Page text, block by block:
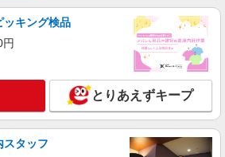
ン株式会社 33012_p
補助【アルバイト・パート】
で別途支給します。
イハツ九州株式会社 食堂 （大分県中津市
田1）
詳細を見る
ッキング検品
とりあえずキープ
スタッフ